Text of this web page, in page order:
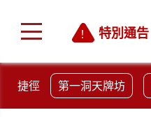
特別通告
捷徑 第一洞天牌坊